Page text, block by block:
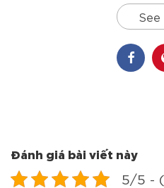
Đánh giá bài viết này
5/5 -